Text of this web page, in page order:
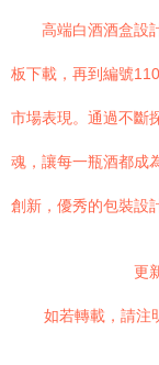
高端白酒酒盒設
板下載，再到編號
市場表現。通過不斷
魂，讓每一瓶酒都成
創新，優秀的包裝設
更
如若轉載，請注